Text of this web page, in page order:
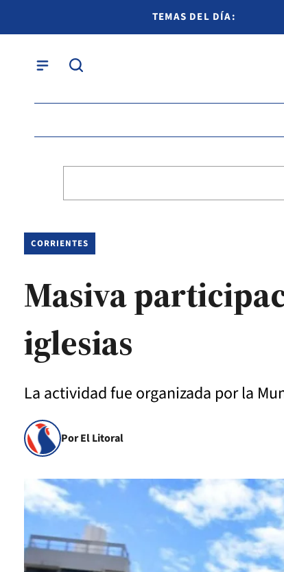
TEMAS DEL DÍA:
CORRIENTES
Masiva
iglesias
La actividad fue organizada por la
Por El Litoral